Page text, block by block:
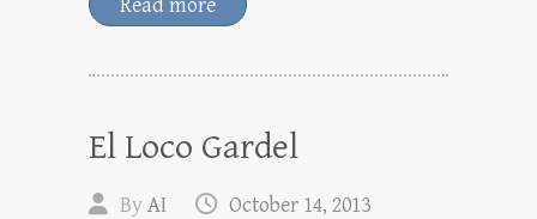
Read more
El Loco Gardel
ByAI
October 14, 2013